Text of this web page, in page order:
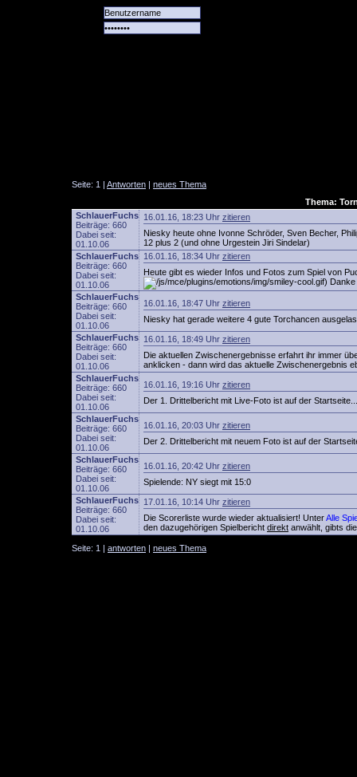
Seite: 1 | Antworten | neues Thema
Thema:
SchlauerFuchs
Beiträge: 660
Dabei seit:
01.10.06
16.01.16, 18:23 Uhr zitieren
Niesky heute ohne Ivonne Schröder, Sven Becher,
12 plus 2 (und ohne Urgestein Jiri Sindelar)
SchlauerFuchs
Beiträge: 660
Dabei seit:
01.10.06
16.01.16, 18:34 Uhr zitieren
Heute gibt es wieder Infos und Fotos zum Spiel von
)
SchlauerFuchs
Beiträge: 660
Dabei seit:
01.10.06
16.01.16, 18:47 Uhr zitieren
Niesky hat gerade weitere 4 gute Torchancen
SchlauerFuchs
Beiträge: 660
Dabei seit:
01.10.06
16.01.16, 18:49 Uhr zitieren
Die aktuellen Zwischenergebnisse erfahrt ihr immer
anklicken - dann wird das aktuelle Zwischenergebnis
SchlauerFuchs
Beiträge: 660
Dabei seit:
01.10.06
16.01.16, 19:16 Uhr zitieren
Der 1. Drittelbericht mit Live-Foto ist auf der Startseite...
SchlauerFuchs
Beiträge: 660
Dabei seit:
01.10.06
16.01.16, 20:03 Uhr zitieren
Der 2. Drittelbericht mit neuem Foto ist auf der
SchlauerFuchs
Beiträge: 660
Dabei seit:
01.10.06
16.01.16, 20:42 Uhr zitieren
Spielende: NY siegt mit 15:0
SchlauerFuchs
Beiträge: 660
Dabei seit:
01.10.06
17.01.16, 10:14 Uhr zitieren
Die Scorerliste wurde wieder aktualisiert! UnterAlle
den dazugehörigen Spielbericht direkt anwählt, gibts
Seite: 1 | antworten | neues Thema